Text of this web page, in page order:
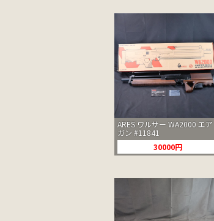
ARES ワルサー WA2000 エア
ガン #11841
30000円